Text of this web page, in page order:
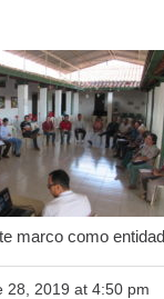
marco como
28, 2019 at 4:50 pm